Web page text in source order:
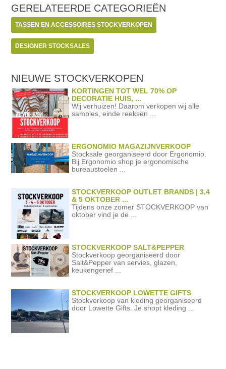
GERELATEERDE CATEGORIEËN
TASSEN EN ACCESSOIRES STOCKVERKOPEN
DESIGNER STOCKSALES
NIEUWE STOCKVERKOPEN
KORTINGEN TOT WEL 70% OP
DECORATIE HUIS, ...
Wij verhuizen! Daarom verkopen wij alle
samples, einde reeksen ...
ERGONOMIO MAGAZIJNVERKOOP
Stocksale georganiseerd door Ergonomio.
Bij Ergonomio shop je ergonomische
bureaustoelen ...
STOCKVERKOOP OUTLET BRANDS | 3,4
& 5 OKTOBER ...
Tijdens onze zomer STOCKVERKOOP van
oktober vind je de ...
STOCKVERKOOP SALT&PEPPER
Stockverkoop georganiseerd door
Salt&Pepper van servies, glazen,
keukengerief ...
STOCKVERKOOP LOWETTE GIFTS
Stockverkoop van kleding georganiseerd
door Lowette Gifts. Je shopt kleding ...